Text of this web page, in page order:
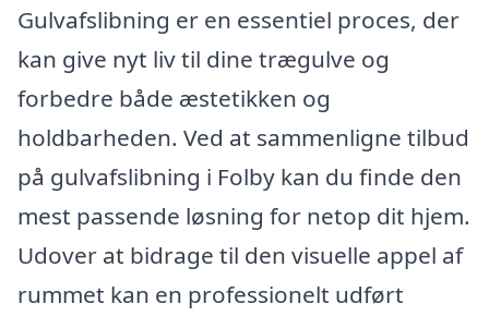
Gulvafslibning er en essentiel proces, der
kan give nyt liv til dine trægulve og
forbedre både æstetikken og
holdbarheden. Ved at sammenligne tilbud
på gulvafslibning i Folby kan du finde den
mest passende løsning for netop dit hjem.
Udover at bidrage til den visuelle appel af
rummet kan en professionelt udført